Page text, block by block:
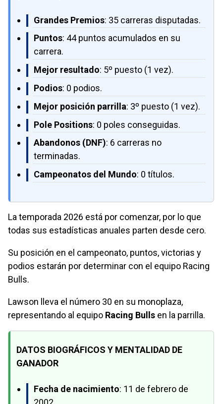
Grandes Premios: 35 carreras disputadas.
Puntos: 44 puntos acumulados en su
carrera.
Mejor resultado: 5º puesto (1 vez).
Podios: 0 podios.
Mejor posición parrilla: 3º puesto (1 vez).
Pole Positions: 0 poles conseguidas.
Abandonos (DNF): 6 carreras no
terminadas.
Campeonatos del Mundo: 0 títulos.
La temporada 2026 está por comenzar, por lo que
todas sus estadísticas anuales parten desde cero.
Su posición en el campeonato, puntos, victorias y
podios estarán por determinar con el equipo Racing
Bulls.
Lawson lleva el número 30 en su monoplaza,
representando al equipo Racing Bulls en la parrilla.
DATOS BIOGRÁFICOS Y MENTALIDAD DE
GANADOR
Fecha de nacimiento: 11 de febrero de